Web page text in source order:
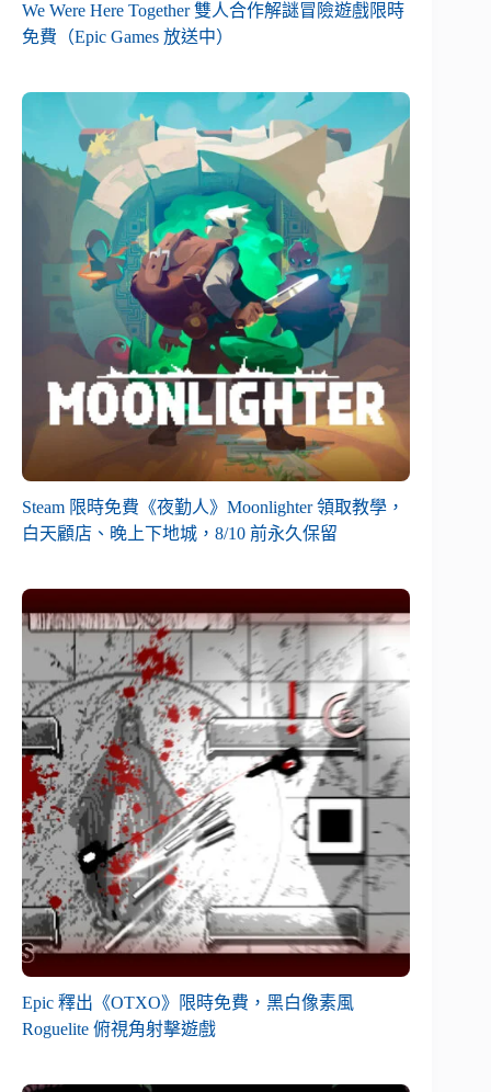
We Were Here Together 雙人合作解謎冒險遊戲限時
免費（Epic Games 放送中）
Steam 限時免費《夜勤人》Moonlighter 領取教學，
白天顧店、晚上下地城，8/10 前永久保留
Epic 釋出《OTXO》限時免費，黑白像素風
Roguelite 俯視角射擊遊戲